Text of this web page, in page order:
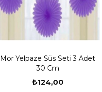
Mor Yelpaze Süs Seti 3 Adet
30 Cm
₺124,00